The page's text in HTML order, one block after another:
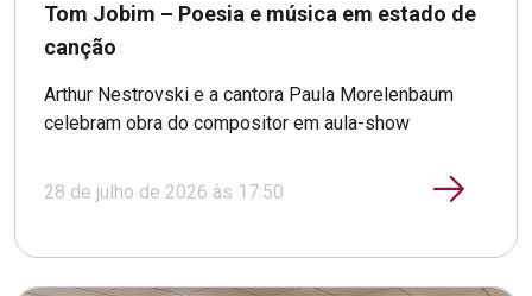
Tom Jobim – Poesia e música em estado de
canção
Arthur Nestrovski e a cantora Paula Morelenbaum
celebram obra do compositor em aula-show
28 de julho de 2026 às 17:50